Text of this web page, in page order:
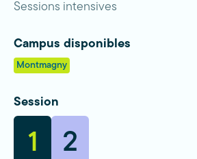
Sessions intensives
Campus disponibles
Montmagny
Session
1 2